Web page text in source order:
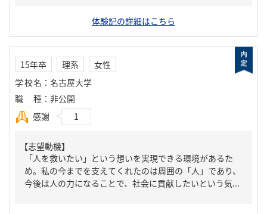
体験記の詳細はこちら
15年卒 理系
女性
学校名 ： 名古屋大学
職種 ： 非公開
感謝
1
【志望動機】
「人を救いたい」という想いを実現できる環境があるた
め。私の今までを支えてくれたのは周囲の「人」であり、
今後は人の力になることで、社会に貢献したいという気...